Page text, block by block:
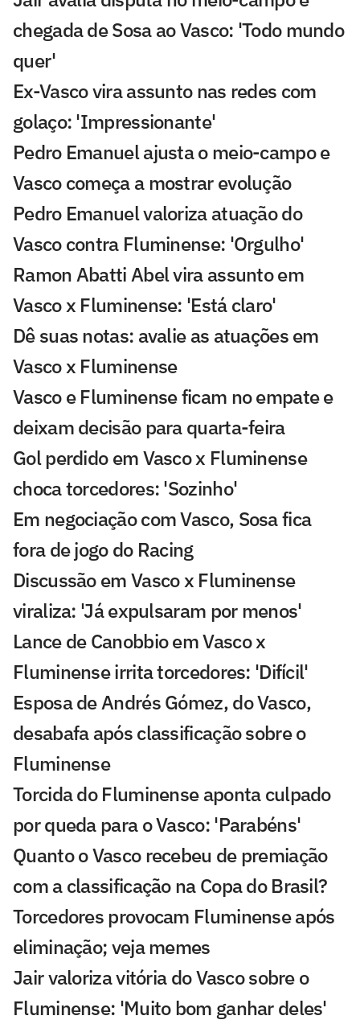
chegada de Sosa ao Vasco: 'Todo mundo
quer'
Ex-Vasco vira assunto nas redes com
golaço: 'Impressionante'
Pedro Emanuel ajusta o meio-campo e
Vasco começa a mostrar evolução
Pedro Emanuel valoriza atuação do
Vasco contra Fluminense: 'Orgulho'
Ramon Abatti Abel vira assunto em
Vasco x Fluminense: 'Está claro'
Dê suas notas: avalie as atuações em
Vasco x Fluminense
Vasco e Fluminense ficam no empate e
deixam decisão para quarta-feira
Gol perdido em Vasco x Fluminense
choca torcedores: 'Sozinho'
Em negociação com Vasco, Sosa fica
fora de jogo do Racing
Discussão em Vasco x Fluminense
viraliza: 'Já expulsaram por menos'
Lance de Canobbio em Vasco x
Fluminense irrita torcedores: 'Difícil'
Esposa de Andrés Gómez, do Vasco,
desabafa após classificação sobre o
Fluminense
Torcida do Fluminense aponta culpado
por queda para o Vasco: 'Parabéns'
Quanto o Vasco recebeu de premiação
com a classificação na Copa do Brasil?
Torcedores provocam Fluminense após
eliminação; veja memes
Jair valoriza vitória do Vasco sobre o
Fluminense: 'Muito bom ganhar deles'